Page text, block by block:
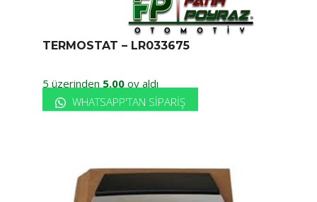
TERMOSTAT – LR033675
5 üzerinden 5.00 oy aldı
WHATSAPP'TAN SIPARIŞ